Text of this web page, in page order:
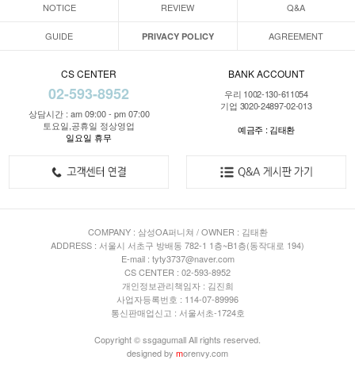
NOTICE REVIEW Q&A
GUIDE PRIVACY POLICY AGREEMENT
CS CENTER
02-593-8952
상담시간 : am 09:00 - pm 07:00
토요일,공휴일 정상영업
일요일 휴무
BANK ACCOUNT
우리 1002-130-611054
기업 3020-24897-02-013
예금주 : 김태환
COMPANY : 삼성OA퍼니쳐 / OWNER : 김태환
ADDRESS : 서울시 서초구 방배동 782-1 1층~B1층(동작대로 194)
E-mail : tyty3737@naver.com
CS CENTER : 02-593-8952
개인정보관리책임자 : 김진희
사업자등록번호 : 114-07-89996
통신판매업신고 : 서울서초-1724호
Copyright © ssgagumall All rights reserved.
designed by morenvy.com